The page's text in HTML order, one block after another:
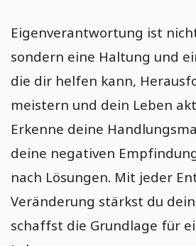
Eigenverantwortung ist
sondern eine Haltung und
die dir helfen kann,
meistern und dein Leben
Erkenne deine
deine negativen
nach Lösungen. Mit jeder
Veränderung stärkst du
schaffst die Grundlage für